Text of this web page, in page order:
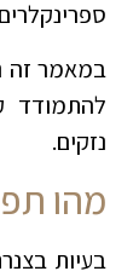
במאמר זה
להתמודד
נזקים.
מהו
בעיות